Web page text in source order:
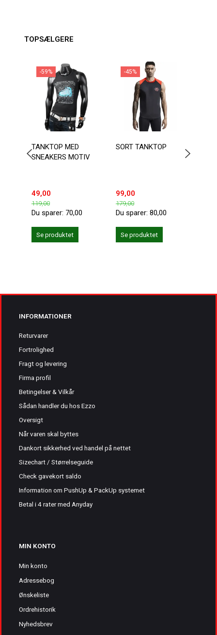
TOPSÆLGERE
-59%
TANKTOP MED
SNEAKERS MOTIV
49,00
119,00
Du sparer: 70,00
Se produktet
-45%
SORT TANKTOP
99,00
179,00
Du sparer: 80,00
Se produktet
INFORMATIONER
Returvarer
Fortrolighed
Fragt og levering
Firma profil
Betingelser & Vilkår
Sådan handler du hos Ezzo
Oversigt
Når varen skal byttes
Dankort sikkerhed ved handel på nettet
Sizechart / Størrelseguide
Check gavekort saldo
Information om PushUp & PackUp systemet
Betal i 4 rater med Anyday
MIN KONTO
Min konto
Adressebog
Ønskeliste
Ordrehistorik
Nyhedsbrev